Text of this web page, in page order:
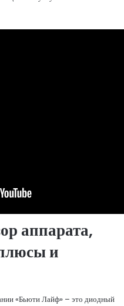
аппарата,
и
«Бьюти Лайф» – это диодный